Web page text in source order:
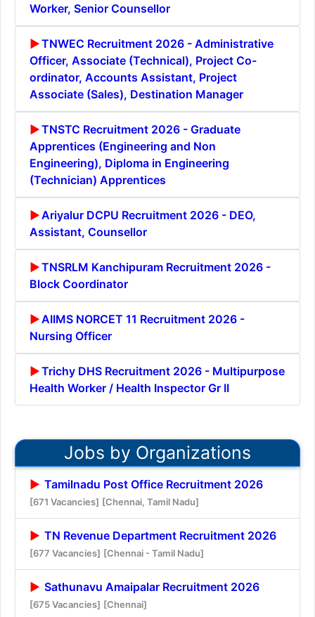
Worker, Senior Counsellor
TNWEC Recruitment 2026 - Administrative
Officer, Associate (Technical), Project Co-
ordinator, Accounts Assistant, Project
Associate (Sales), Destination Manager
TNSTC Recruitment 2026 - Graduate
Apprentices (Engineering and Non
Engineering), Diploma in Engineering
(Technician) Apprentices
Ariyalur DCPU Recruitment 2026 - DEO,
Assistant, Counsellor
TNSRLM Kanchipuram Recruitment 2026 -
Block Coordinator
AIIMS NORCET 11 Recruitment 2026 -
Nursing Officer
Trichy DHS Recruitment 2026 - Multipurpose
Health Worker / Health Inspector Gr II
Jobs by Organizations
Tamilnadu Post Office Recruitment 2026
[671 Vacancies] [Chennai, Tamil Nadu]
TN Revenue Department Recruitment 2026
[677 Vacancies] [Chennai - Tamil Nadu]
Sathunavu Amaipalar Recruitment 2026
[675 Vacancies] [Chennai]